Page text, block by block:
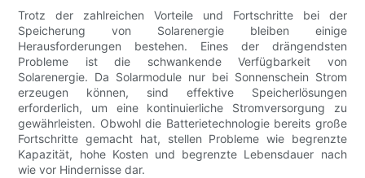
Trotz der zahlreichen Vorteile und Fortschritte bei der
Speicherung von Solarenergie bleiben einige
Herausforderungen bestehen. Eines der drängendsten
Probleme ist die schwankende Verfügbarkeit von
Solarenergie. Da Solarmodule nur bei Sonnenschein Strom
erzeugen können, sind effektive Speicherlösungen
erforderlich, um eine kontinuierliche Stromversorgung zu
gewährleisten. Obwohl die Batterietechnologie bereits große
Fortschritte gemacht hat, stellen Probleme wie begrenzte
Kapazität, hohe Kosten und begrenzte Lebensdauer nach
wie vor Hindernisse dar.